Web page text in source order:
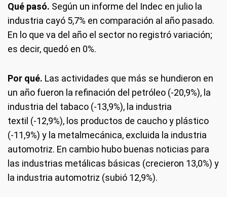
Qué pasó. Según un informe del Indec en julio la
industria cayó 5,7% en comparación al año pasado.
En lo que va del año el sector no registró variación;
es decir, quedó en 0%.
Por qué. Las actividades que más se hundieron en
un año fueron la refinación del petróleo (-20,9%), la
industria del tabaco (-13,9%), la industria
textil (-12,9%), los productos de caucho y plástico
(-11,9%) y la metalmecánica, excluida la industria
automotriz. En cambio hubo buenas noticias para
las industrias metálicas básicas (crecieron 13,0%) y
la industria automotriz (subió 12,9%).